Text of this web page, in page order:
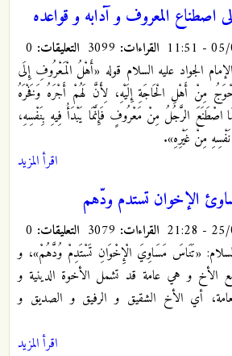
اصطناع المعروف و آدابه و قواعده
05/ القراءات: التعليقات:
الجواد عليه السلام قوله «أَهْلُ الْمَعْرُوفِ إِلَى
مِنْ أَهْلِ الْحَاجَةِ إِلَيْهِ، لِأَنَّ لَهُمْ أَجْرَهُ وَفَخْرَهُ
اصْطَنَعَ الرَّجُلُ مِنْ مَعْرُوفٍ فَإِنَّمَا يَبْدَأُ فِيهِ بِنَفْسِهِ،
مِنْ غَيْرِهِ».
اقرأ المزيد
الإخوان تستدم ودّهم
25/ القراءات: التعليقات:
«تَنَاسَ مَسَاوِيَ الْإِخْوَانِ تَسْتَدِمْ وُدَّهُمْ»، و
الأخ و هي عامة قد تشمل الأخوة الدينية و
أي الأخ الشقيق و الرفيق و الصديق و
اقرأ المزيد